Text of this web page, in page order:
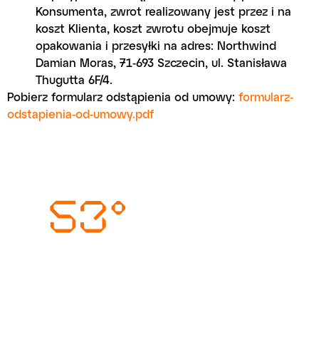
Konsumenta, zwrot realizowany jest przez i na
koszt Klienta, koszt zwrotu obejmuje koszt
opakowania i przesyłki na adres: Northwind
Damian Moras, 71-693 Szczecin, ul. Stanisława
Thugutta 6F/4.
Pobierz formularz odstąpienia od umowy: formularz-
odstapienia-od-umowy.pdf